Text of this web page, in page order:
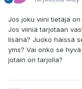
Jos joku viini tietäjä
Jos viiniä tarjotaan
lisänä? Juoko häissä
yms? Vai onko se
jotain on tarjolla?